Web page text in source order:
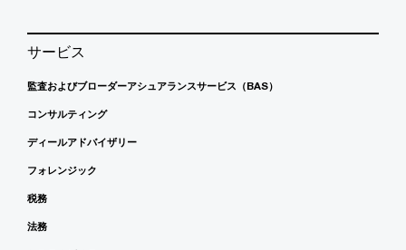
サービス
監査およびブローダーアシュアランスサービス（BAS）
コンサルティング
ディールアドバイザリー
フォレンジック
税務
法務